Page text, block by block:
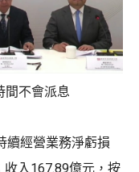
間不會派息
續經營業務淨虧損
入167.89億元，按